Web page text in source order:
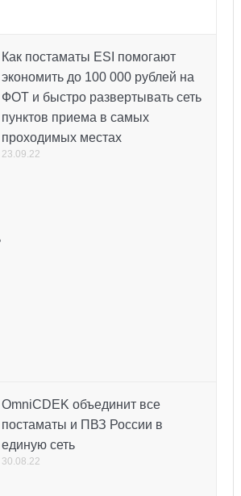
Как постаматы ESI помогают
экономить до 100 000 рублей на
ФОТ и быстро развертывать сеть
пунктов приема в самых
проходимых местах
23.09.22
OmniCDEK объединит все
постаматы и ПВЗ России в
единую сеть
30.08.22